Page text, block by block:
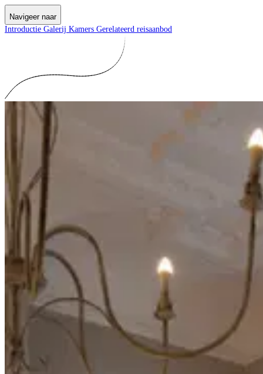
Navigeer naar
Introductie Galerij Kamers Gerelateerd reisaanbod